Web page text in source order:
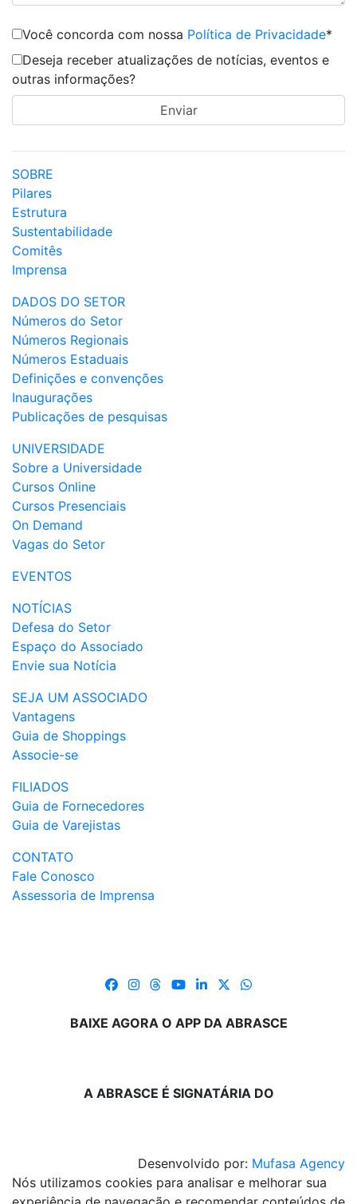
Você concorda com nossa Política de Privacidade*
Deseja receber atualizações de notícias, eventos e
outras informações?
SOBRE
Pilares
Estrutura
Sustentabilidade
Comitês
Imprensa
DADOS DO SETOR
Números do Setor
Números Regionais
Números Estaduais
Definições e convenções
Inaugurações
Publicações de pesquisas
UNIVERSIDADE
Sobre a Universidade
Cursos Online
Cursos Presenciais
On Demand
Vagas do Setor
EVENTOS
NOTÍCIAS
Defesa do Setor
Espaço do Associado
Envie sua Notícia
SEJA UM ASSOCIADO
Vantagens
Guia de Shoppings
Associe-se
FILIADOS
Guia de Fornecedores
Guia de Varejistas
CONTATO
Fale Conosco
Assessoria de Imprensa
BAIXE AGORA O APP DA ABRASCE
A ABRASCE É SIGNATÁRIA DO
Desenvolvido por: Mufasa Agency
Nós utilizamos cookies para analisar e melhorar sua